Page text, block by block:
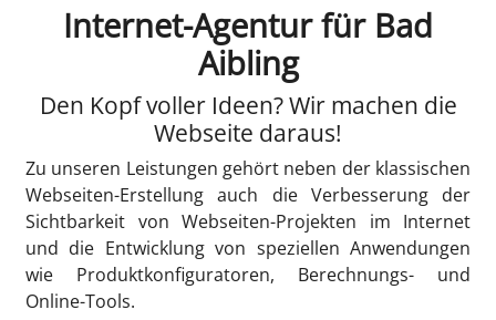
Internet-Agentur für Bad
Aibling
Den Kopf voller Ideen? Wir machen die
Webseite daraus!
Zu unseren Leistungen gehört neben der klassischen
Webseiten-Erstellung auch die Verbesserung der
Sichtbarkeit von Webseiten-Projekten im Internet
und die Entwicklung von speziellen Anwendungen
wie Produktkonfiguratoren, Berechnungs- und
Online-Tools.